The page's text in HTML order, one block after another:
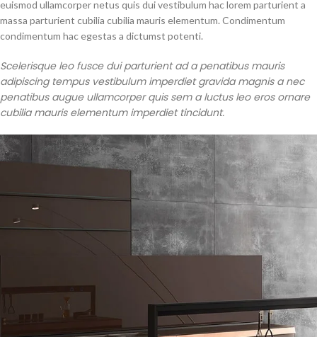
euismod ullamcorper netus quis dui vestibulum hac lorem parturient a
massa parturient cubilia cubilia mauris elementum. Condimentum
condimentum hac egestas a dictumst potenti.
Scelerisque leo fusce dui parturient ad a penatibus mauris
adipiscing tempus vestibulum imperdiet gravida magnis a nec
penatibus augue ullamcorper quis sem a luctus leo eros ornare
cubilia mauris elementum imperdiet tincidunt.